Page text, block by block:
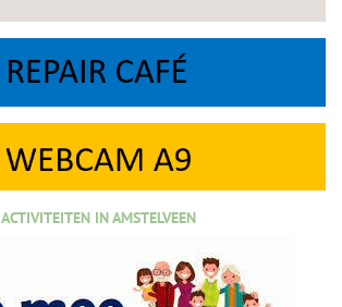
ACTIVITEITEN IN AMSTELVEEN